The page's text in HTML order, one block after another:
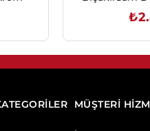
MÜŞTERİ